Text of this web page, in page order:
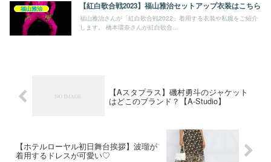
福山雅治 【紅白歌合戦2023】福山雅治セットアップ衣装はこちら
福山雅治さんが「紅白歌合戦2022」着用する衣装や私服をご紹介
します。 橋本環奈さんが紅白歌合...
【Aスタプラス】磯村勇斗のジャケット
はどこのブランド？【A-Studio】
【ホテルローヤル初日舞台挨拶】波瑠が
着用するドレスが可愛い♡